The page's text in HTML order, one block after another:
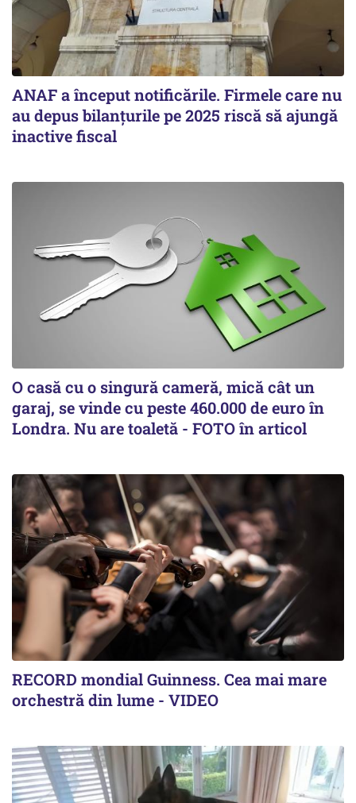
ANAF a început notificările. Firmele care nu
au depus bilanțurile pe 2025 riscă să ajungă
inactive fiscal
O casă cu o singură cameră, mică cât un
garaj, se vinde cu peste 460.000 de euro în
Londra. Nu are toaletă - FOTO în articol
RECORD mondial Guinness. Cea mai mare
orchestră din lume - VIDEO